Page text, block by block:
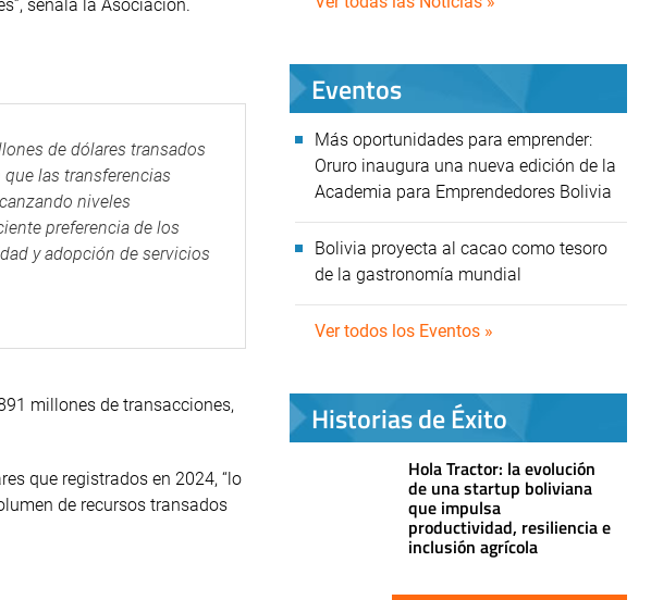
señala la Asociación.
de dólares transados
las transferencias
niveles
preferencia de los
y adopción de servicios
millones de transacciones,
que registrados en 2024, “lo
de recursos transados
Eventos
Más oportunidades para emprender:
Oruro inaugura una nueva edición de la
Academia para Emprendedores Bolivia
Bolivia proyecta al cacao como tesoro
de la gastronomía mundial
Ver todos los Eventos »
Historias de Éxito
Hola Tractor: la evolución
de una startup boliviana
que impulsa
productividad, resiliencia e
inclusión agrícola